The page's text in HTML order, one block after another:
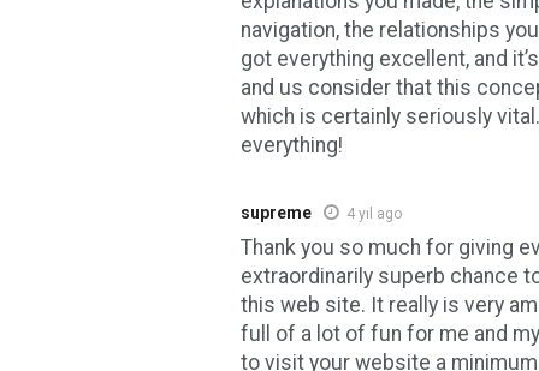
navigation, the relationships
got everything excellent, and
and us consider that this
which is certainly seriously
everything!
supreme 4 yıl ago
Thank you so much for giving
extraordinarily superb chance
this web site. It really is very
full of a lot of fun for me and
to visit your website a